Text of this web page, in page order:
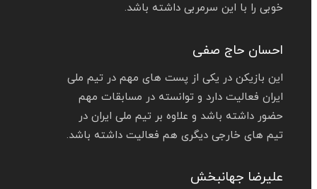
خوبی را با این سرمربی داشته باشد.
احسان حاج صفی
این بازیکن در یکی از پست‌ های مهم در تیم ملی
ایران فعالیت دارد و توانسته در مسابقات مهم
حضور داشته باشد و علاوه بر تیم ملی ایران در
تیم های خارجی دیگری هم فعالیت داشته باشد.
علیرضا جهانبخش